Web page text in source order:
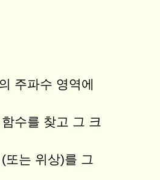
주파수 영역에
수를 찾고 그 크
또는 위상)를 그